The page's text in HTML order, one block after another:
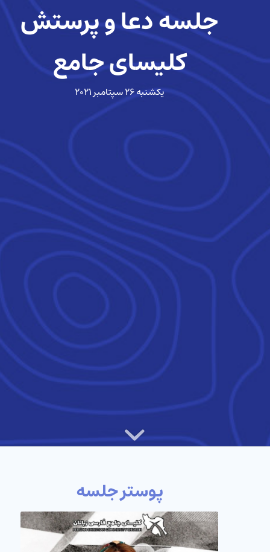
جلسه دعا و پرستش
کلیسای جامع
یکشنبه ۲۶ سپتامبر ۲۰۲۱
پوستر جلسه